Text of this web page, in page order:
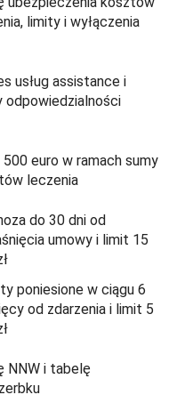
limity i wyłączenia
usług assistance i
odpowiedzialności
euro w ramach sumy
leczenia
do 30 dni od
umowy i limit 15
poniesione w ciągu 6
od zdarzenia i limit 5
NNW i tabelę